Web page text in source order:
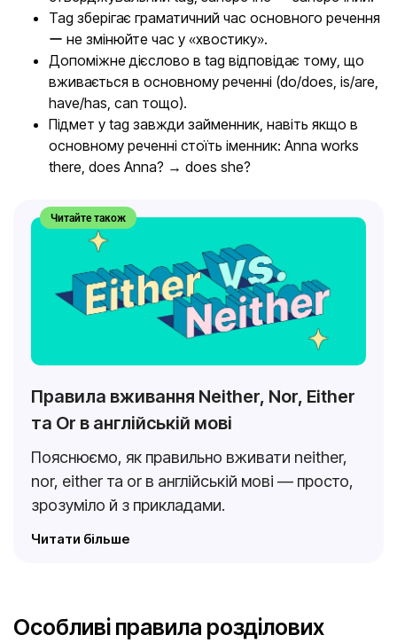
Tag зберігає граматичний час основного речення
ー не змінюйте час у «хвостику».
Допоміжне дієслово в tag відповідає тому, що
вживається в основному реченні (do/does, is/are,
have/has, can тощо).
Підмет у tag завжди займенник, навіть якщо в
основному реченні стоїть іменник: Anna works
there, does Anna? → does she?
Правила вживання Neither, Nor, Either
та Or в англійській мові
Читайте також
Пояснюємо, як правильно вживати neither,
nor, either та or в англійській мові — просто,
зрозуміло й з прикладами.
Читати більше
Особливі правила розділових